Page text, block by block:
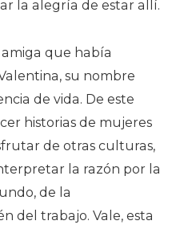
la alegría de estar allí.
que había
su nombre
de vida. De este
historias de mujeres
de otras culturas,
la razón por la
de la
del trabajo. Vale, esta